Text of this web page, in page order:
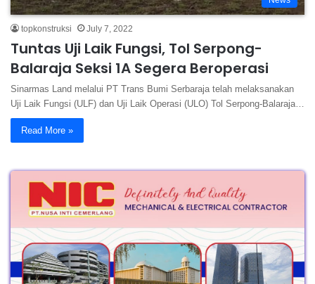
topkonstruksi July 7, 2022
Tuntas Uji Laik Fungsi, Tol Serpong-
Balaraja Seksi 1A Segera Beroperasi
Sinarmas Land melalui PT Trans Bumi Serbaraja telah melaksanakan
Uji Laik Fungsi (ULF) dan Uji Laik Operasi (ULO) Tol Serpong-Balaraja…
Read More »